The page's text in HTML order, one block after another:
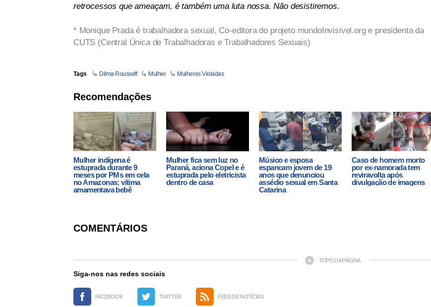
retrocessos que ameaçam, é também uma luta nossa. Não desistiremos.
* Monique Prada é trabalhadora sexual, Co-editora do projeto mundoInvisivel.org e presidenta da
CUTS (Central Única de Trabalhadoras e Trabalhadores Sexuais)
Tags Dilma Rousseff Mulher Mulheres Violadas
Recomendações
Mulher indígena é
estuprada durante 9
meses por PMs em cela
no Amazonas; vítima
amamentava bebê
Mulher fica sem luz no
Paraná, aciona Copel e é
estuprada pelo eletricista
dentro de casa
Músico e esposa
espancam jovem de 19
anos que denunciou
assédio sexual em Santa
Catarina
Caso de homem morto
por ex-namorada tem
reviravolta após
divulgação de imagens
COMENTÁRIOS
TOPO DA PÁGINA
Siga-nos nas redes sociais
FACEBOOK TWITTER FEED DE NOTÍCIAS